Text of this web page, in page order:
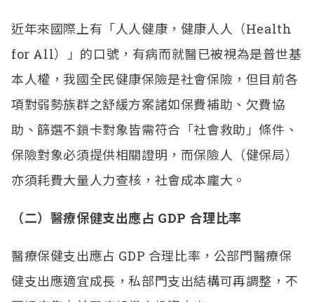
近年來國際上有「人人健康，健康人人（Health
for All）」的口號，有病而就醫已被視為是普世基
本人權，我國全民健康保險是社會保險，但目前各
項對弱勢族群之舒緩方案諸如保費補助、欠費協
助、篩選不鎖卡對象皆需符合「社會救助」條件、
保險對象必須提供相關證明，而保險人（健保局）
亦須耗費大量人力查核，社會成本龐大。
（二）醫療保健支出應占 GDP 合理比率
醫療保健支出應占 GDP 合理比率，公部門醫療保
健支出應適宜成長，私部門支出結構可再調整，不